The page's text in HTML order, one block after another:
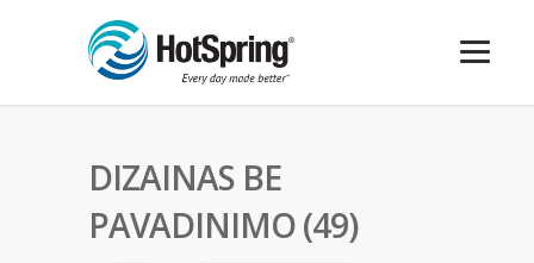
DIZAINAS BE
PAVADINIMO (49)